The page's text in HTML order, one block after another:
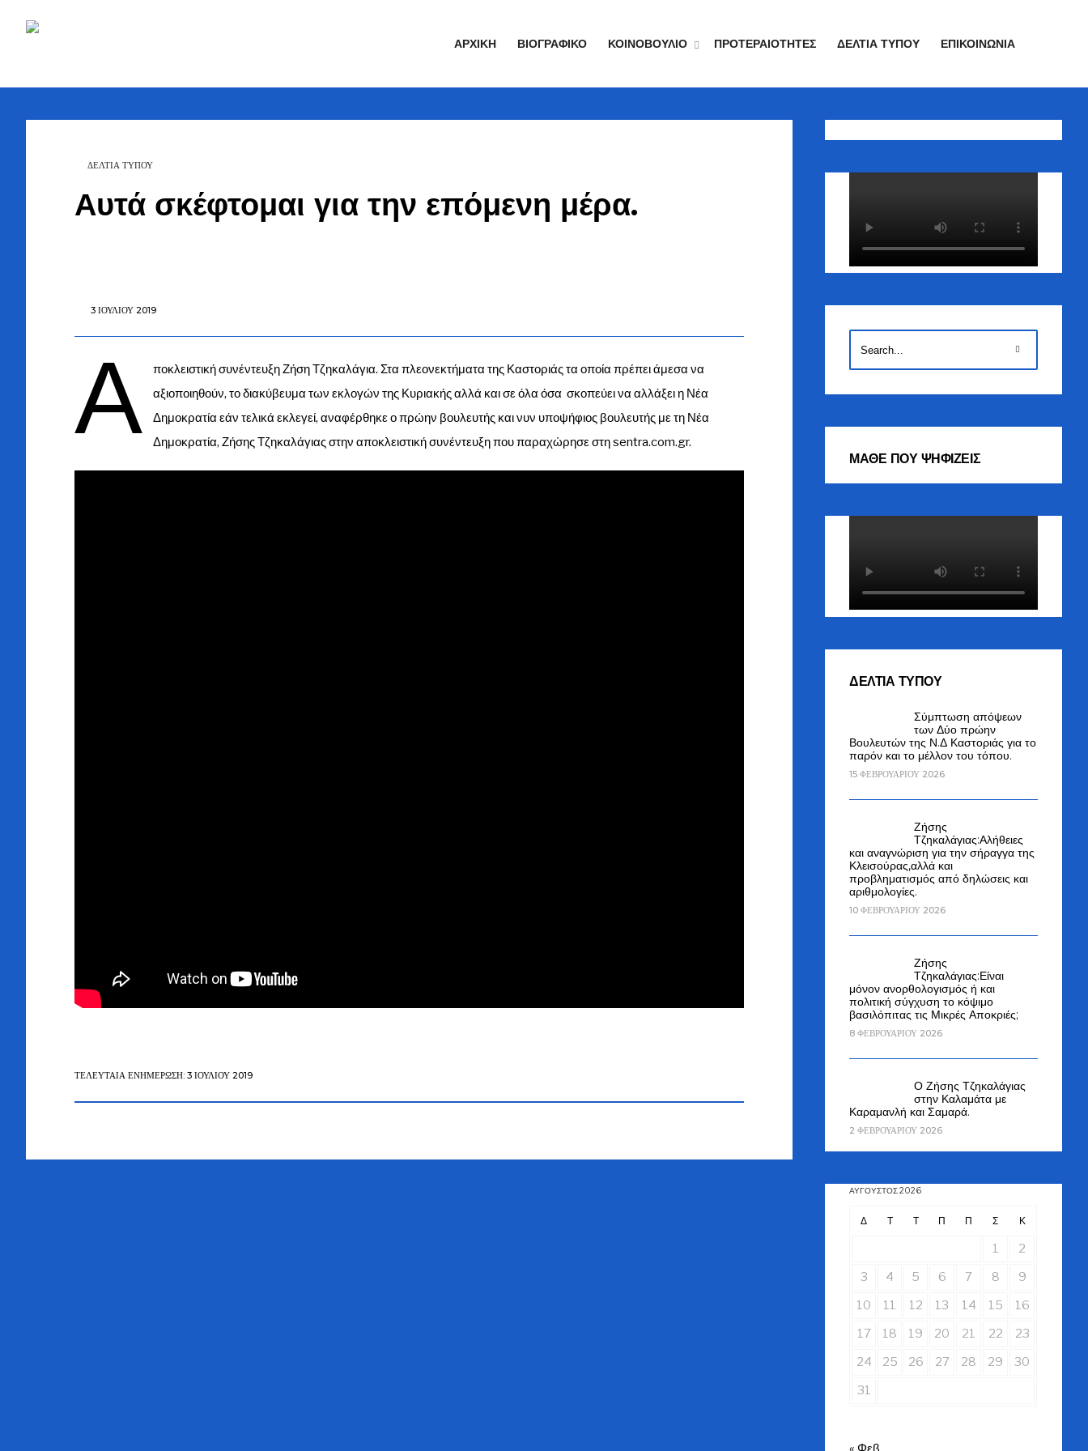
Ζήσης
Τζηκαλάγιας
Καστοριάς
ΑΡΧΙΚΉ ΒΙΟΓΡΑΦΙΚΌ ΚΟΙΝΟΒΟΎΛΙΟ ΠΡΟΤΕΡΑΙΌΤΗΤΕΣ ΔΕΛΤΊΑ ΤΎΠΟΥ ΕΠΙΚΟΙΝΩΝΊΑ
Αυτά σκέφτομαι για την επόμενη μέρα.
ΔΕΛΤΙΑ ΤΥΠΟΥ
3 ΙΟΥΛΊΟΥ 2019
Α
ποκλειστική συνέντευξη Ζήση Τζηκαλάγια. Στα πλεονεκτήματα της Καστοριάς τα οποία πρέπει άμεσα να
αξιοποιηθούν, το διακύβευμα των εκλογών της Κυριακής αλλά και σε όλα όσα σκοπεύει να αλλάξει η Νέα
Δημοκρατία εάν τελικά εκλεγεί, αναφέρθηκε ο πρώην βουλευτής και νυν υποψήφιος βουλευτής με τη Νέα
Δημοκρατία, Ζήσης Τζηκαλάγιας στην αποκλειστική συνέντευξη που παραχώρησε στη sentra.com.gr.
ΤΕΛΕΥΤΑΊΑ ΕΝΗΜΈΡΩΣΗ: 3 ΙΟΥΛΊΟΥ 2019
ΜΑΘΕ ΠΟΥ ΨΗΦΙΖΕΙΣ
ΔΕΛΤΙΑ ΤΥΠΟΥ
Σύμπτωση απόψεων
των Δύο πρώην
Βουλευτών της Ν.Δ Καστοριάς για το
παρόν και το μέλλον του τόπου.
15 ΦΕΒΡΟΥΑΡΊΟΥ 2026
Ζήσης
Τζηκαλάγιας:Αλήθειες
και αναγνώριση για την σήραγγα της
Κλεισούρας,αλλά και
προβληματισμός από δηλώσεις και
αριθμολογίες.
10 ΦΕΒΡΟΥΑΡΊΟΥ 2026
Ζήσης
Τζηκαλάγιας:Είναι
μόνον ανορθολογισμός ή και
πολιτική σύγχυση το κόψιμο
βασιλόπιτας τις Μικρές Αποκριές;
8 ΦΕΒΡΟΥΑΡΊΟΥ 2026
Ο Ζήσης Τζηκαλάγιας
στην Καλαμάτα με
Καραμανλή και Σαμαρά.
2 ΦΕΒΡΟΥΑΡΊΟΥ 2026
ΑΎΓΟΥΣΤΟΣ 2026
Δ Τ Τ Π Π Σ Κ
1
2
3
4 5 6 7 8
9
10
11 12 13 14 15
16
17
18 19 20 21 22
23
24
25 26 27 28 29
30
31